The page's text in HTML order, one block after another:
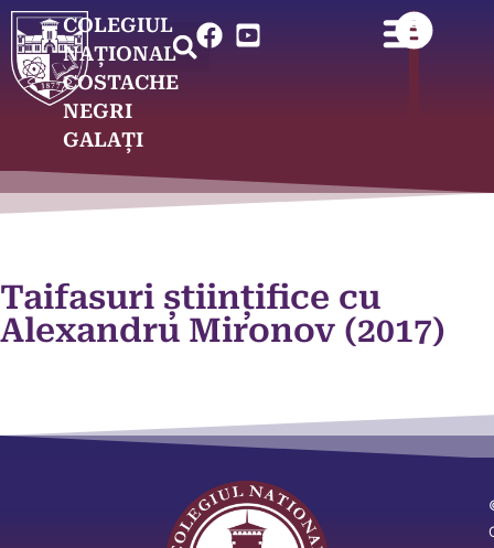
COLEGIUL
NAȚIONAL
COSTACHE
NEGRI
GALAȚI
Taifasuri științifice cu
Alexandru Mironov (2017)